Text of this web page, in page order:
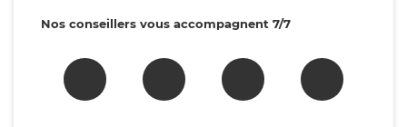
Nos conseillers vous accompagnent 7/7